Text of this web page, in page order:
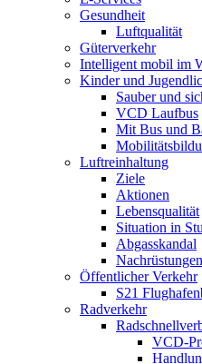
Gesundheit
Luftqualität
Güterverkehr
Intelligent mobil im
Kinder und
Sauber und
VCD Laufbus
Mit Bus und
Luftreinhaltung
Ziele
Aktionen
Lebensqualität
Situation in
Abgasskandal
Nachrüstungen
Öffentlicher Verkehr
S21
Radverkehr
VCD-